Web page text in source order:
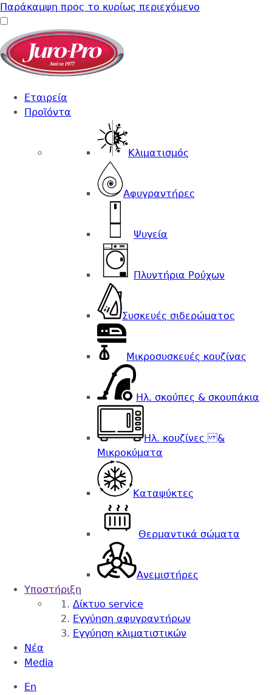
Παράκαμψη προς το κυρίως περιεχόμενο
Εταιρεία
Προϊόντα
Κλιματισμός
Αφυγραντήρες
Ψυγεία
Πλυντήρια Ρούχων
Συσκευές σιδερώματος
Μικροσυσκευές κουζίνας
Ηλ. σκούπες & σκουπάκια
Ηλ. κουζίνες &
Μικροκύματα
Καταψύκτες
Θερμαντικά σώματα
Ανεμιστήρες
Υποστήριξη
Δίκτυο service
Εγγύηση αφυγραντήρων
Εγγύηση κλιματιστικών
Nέα
Media
En